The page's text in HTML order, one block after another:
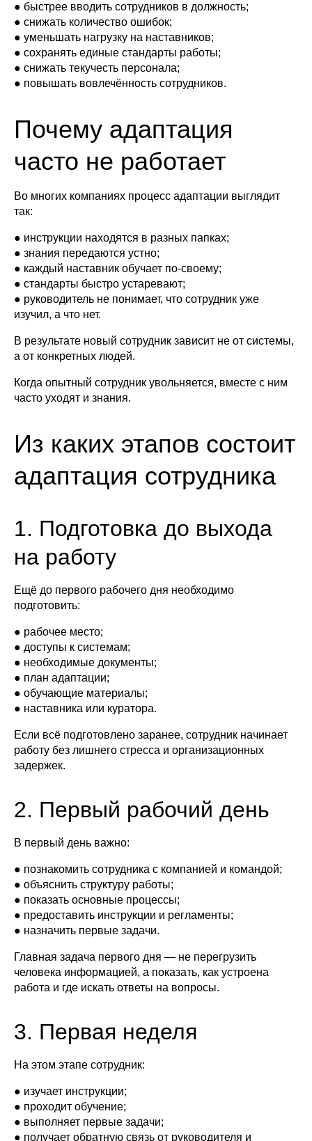
● быстрее вводить сотрудников в должность;
● снижать количество ошибок;
● уменьшать нагрузку на наставников;
● сохранять единые стандарты работы;
● снижать текучесть персонала;
● повышать вовлечённость сотрудников.
Почему адаптация
часто не работает
Во многих компаниях процесс адаптации выглядит
так:
● инструкции находятся в разных папках;
● знания передаются устно;
● каждый наставник обучает по-своему;
● стандарты быстро устаревают;
● руководитель не понимает, что сотрудник уже
изучил, а что нет.
В результате новый сотрудник зависит не от системы,
а от конкретных людей.
Когда опытный сотрудник увольняется, вместе с ним
часто уходят и знания.
Из каких этапов состоит
адаптация сотрудника
1. Подготовка до выхода
на работу
Ещё до первого рабочего дня необходимо
подготовить:
● рабочее место;
● доступы к системам;
● необходимые документы;
● план адаптации;
● обучающие материалы;
● наставника или куратора.
Если всё подготовлено заранее, сотрудник начинает
работу без лишнего стресса и организационных
задержек.
2. Первый рабочий день
В первый день важно:
● познакомить сотрудника с компанией и командой;
● объяснить структуру работы;
● показать основные процессы;
● предоставить инструкции и регламенты;
● назначить первые задачи.
Главная задача первого дня — не перегрузить
человека информацией, а показать, как устроена
работа и где искать ответы на вопросы.
3. Первая неделя
На этом этапе сотрудник:
● изучает инструкции;
● проходит обучение;
● выполняет первые задачи;
● получает обратную связь от руководителя и